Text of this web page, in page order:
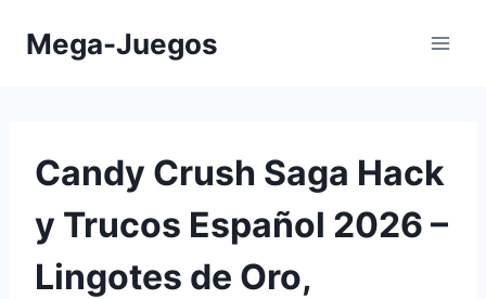
Mega-Juegos
Candy Crush Saga Hack
y Trucos Español 2026 –
Lingotes de Oro,